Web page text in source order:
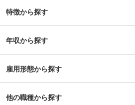
ライフプランに併せた働き方を実現できる
ん。フレックスタイム制とリモートワーク
もしているため、ライフプランに併せた働
可能です！ （2）自由度の高い業務と高い報
り、その実績に基づいた給与査定をしてい
境がございます！ 変更の範囲：会社の
特徴から探す
年収から探す
雇用形態から探す
他の職種から探す